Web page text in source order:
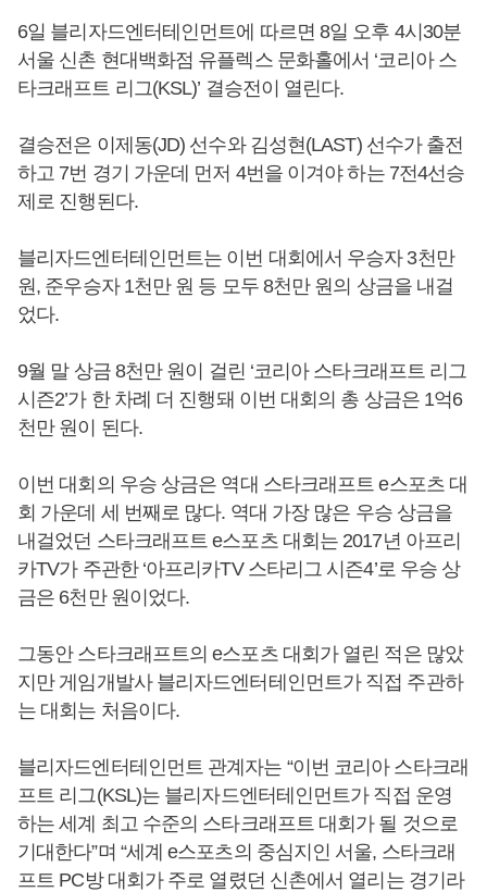
6일 블리자드엔터테인먼트에 따르면 8일 오후 4시30분
서울 신촌 현대백화점 유플렉스 문화홀에서 ‘코리아 스
타크래프트 리그(KSL)’ 결승전이 열린다.
결승전은 이제동(JD) 선수와 김성현(LAST) 선수가 출전
하고 7번 경기 가운데 먼저 4번을 이겨야 하는 7전4선승
제로 진행된다.
블리자드엔터테인먼트는 이번 대회에서 우승자 3천만
원, 준우승자 1천만 원 등 모두 8천만 원의 상금을 내걸
었다.
9월 말 상금 8천만 원이 걸린 ‘코리아 스타크래프트 리그
시즌2’가 한 차례 더 진행돼 이번 대회의 총 상금은 1억6
천만 원이 된다.
이번 대회의 우승 상금은 역대 스타크래프트 e스포츠 대
회 가운데 세 번째로 많다. 역대 가장 많은 우승 상금을
내걸었던 스타크래프트 e스포츠 대회는 2017년 아프리
카TV가 주관한 ‘아프리카TV 스타리그 시즌4’로 우승 상
금은 6천만 원이었다.
그동안 스타크래프트의 e스포츠 대회가 열린 적은 많았
지만 게임개발사 블리자드엔터테인먼트가 직접 주관하
는 대회는 처음이다.
블리자드엔터테인먼트 관계자는 “이번 코리아 스타크래
프트 리그(KSL)는 블리자드엔터테인먼트가 직접 운영
하는 세계 최고 수준의 스타크래프트 대회가 될 것으로
기대한다”며 “세계 e스포츠의 중심지인 서울, 스타크래
프트 PC방 대회가 주로 열렸던 신촌에서 열리는 경기라